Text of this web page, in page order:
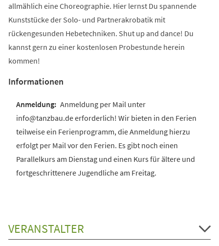
allmählich eine Choreographie. Hier lernst Du spannende
Kunststücke der Solo- und Partnerakrobatik mit
rückengesunden Hebetechniken. Shut up and dance! Du
kannst gern zu einer kostenlosen Probestunde herein
kommen!
Informationen
Anmeldung per Mail unter
info@tanzbau.de erforderlich! Wir bieten in den Ferien
teilweise ein Ferienprogramm, die Anmeldung hierzu
erfolgt per Mail vor den Ferien. Es gibt noch einen
Parallelkurs am Dienstag und einen Kurs für ältere und
fortgeschrittenere Jugendliche am Freitag.
VERANSTALTER